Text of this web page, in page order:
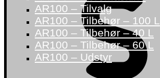
AR100 – Tilvalg
AR100 – Tilbehør – 100 L
AR100 – Tilbehør – 40 L
AR100 – Tilbehør – 60 L
AR100 – Udstyr